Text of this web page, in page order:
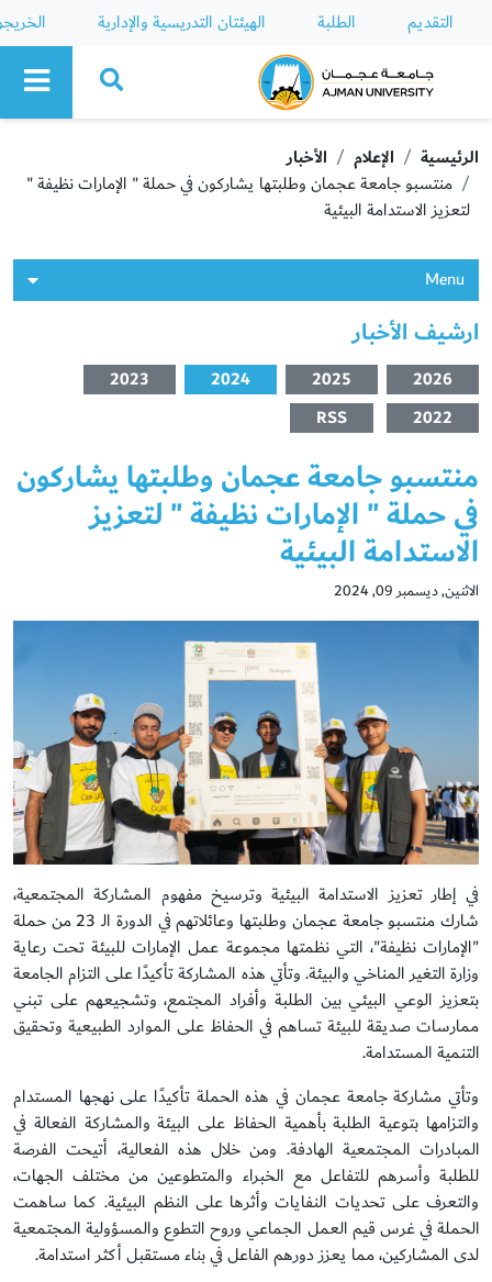
التقديم الطلبة الهيئتان التدريسية والإدارية
Ajman University
الرئيسية الإعلام
الأخبار
منتسبو جامعة عجمان وطلبتها يشاركون في حملة " الإمارات نظيفة "
لتعزيز الاستدامة البيئية
Menu
ارشيف الأخبار
2026
2025
2024
2023
2022
RSS
منتسبو جامعة عجمان وطلبتها يشاركون
في حملة " الإمارات نظيفة " لتعزيز
الاستدامة البيئية
الاثنين, ديسمبر 09, 2024
في إطار تعزيز الاستدامة البيئية وترسيخ مفهوم المشاركة المجتمعية،
شارك منتسبو جامعة عجمان وطلبتها وعائلاتهمفيالدورة الـ 23
من حملة
"الإمارات نظيفة"، التي نظمتها مجموعة عمل الإمارات للبيئة تحت رعاية
وزارة التغير المناخي والبيئة. وتأتي هذه المشاركة تأكيدًا على التزام الجامعة
بتعزيز الوعي البيئي بين الطلبة وأفراد المجتمع، وتشجيعهم على تبني
ممارسات صديقة للبيئة تساهم في الحفاظ على الموارد الطبيعية وتحقيق
التنمية المستدامة.
وتأتي مشاركة جامعة عجمان في هذه الحملة تأكيدًا على نهجها المستدام
والتزامها بتوعية الطلبة بأهمية الحفاظ على البيئة والمشاركة الفعالة في
المبادرات المجتمعية الهادفة. ومن خلال هذه الفعالية، أتيحت الفرصة
للطلبة وأسرهم للتفاعل مع الخبراء والمتطوعين من مختلف الجهات،
والتعرف على تحديات النفايات وأثرها على النظم البيئية. كما ساهمت
الحملة في غرس قيم العمل الجماعي وروح التطوع والمسؤولية المجتمعية
لدى المشاركين،مما يعزز دورهم الفاعل في بناء مستقبل أكثر استدامة.